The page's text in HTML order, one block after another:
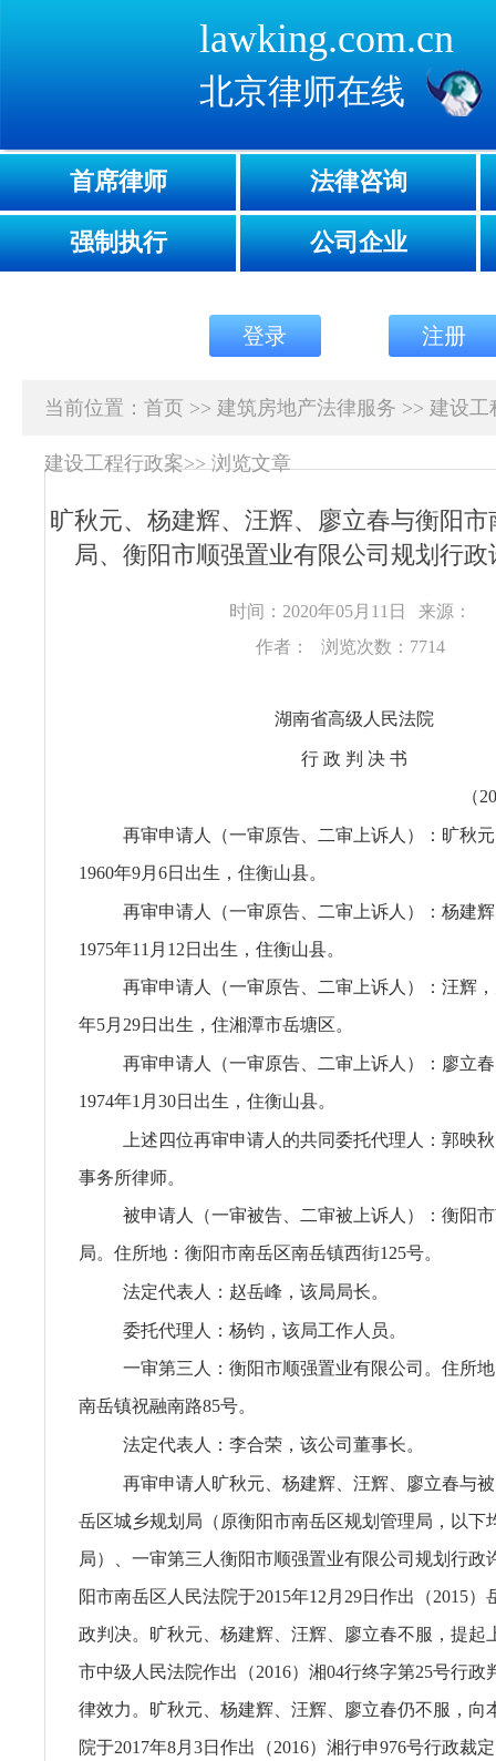
lawking.com.cn
北京律师在线
首席律师 法律咨询
强制执行 公司企业
登录 注册
当前位置： 首页 >> 建筑房地产法律服务 >> 建设工
建设工程行政案>>浏览文章
旷秋元、杨建辉、汪辉、廖立春与衡阳
局、衡阳市顺强置业有限公司规划行
时间：2020年05月11日
来源：
作者：
浏览次数：7714
湖南省高级人民法院
行 政 判 决 书
（
再审申请人（一审原告、二审上诉人）：旷秋
1960年9月6日出生，住衡山县。
再审申请人（一审原告、二审上诉人）：杨建
1975年11月12日出生，住衡山县。
再审申请人（一审原告、二审上诉人）：汪辉
年5月29日出生，住湘潭市岳塘区。
再审申请人（一审原告、二审上诉人）：廖立
1974年1月30日出生，住衡山县。
上述四位再审申请人的共同委托代理人：郭映
事务所律师。
被申请人（一审被告、二审被上诉人）：衡阳
局。住所地：衡阳市南岳区南岳镇西街125号。
法定代表人：赵岳峰，该局局长。
委托代理人：杨钧，该局工作人员。
一审第三人：衡阳市顺强置业有限公司。住所
南岳镇祝融南路85号。
法定代表人：李合荣，该公司董事长。
再审申请人旷秋元、杨建辉、汪辉、廖立春与
岳区城乡规划局（原衡阳市南岳区规划管理局，以下
局）、一审第三人衡阳市顺强置业有限公司规划行政
阳市南岳区人民法院于2015年12月29日作出（2015）
政判决。旷秋元、杨建辉、汪辉、廖立春不服，提起
市中级人民法院作出（2016）湘04行终字第25号行政
律效力。旷秋元、杨建辉、汪辉、廖立春仍不服，向
院于2017年8月3日作出（2016）湘行申976号行政裁